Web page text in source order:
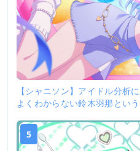
【シャニソン】アイドル分析
よくわからない鈴木羽那とい
5